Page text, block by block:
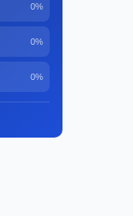
0%
0%
0%